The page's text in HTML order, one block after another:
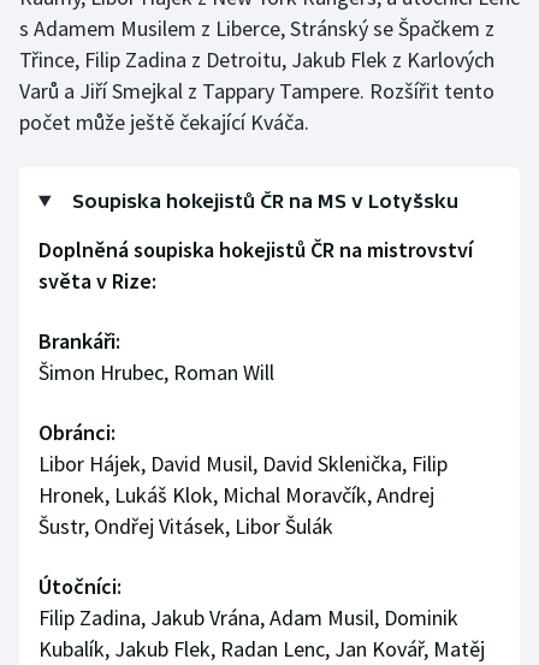
s Adamem Musilem z Liberce, Stránský se Špačkem z
Třince, Filip Zadina z Detroitu, Jakub Flek z Karlových
Varů a Jiří Smejkal z Tappary Tampere. Rozšířit tento
počet může ještě čekající Kváča.
Soupiska hokejistů ČR na MS v Lotyšsku
Doplněná soupiska hokejistů ČR na mistrovství
světa v Rize:
Brankáři:
Šimon Hrubec, Roman Will
Obránci:
Libor Hájek, David Musil, David Sklenička, Filip
Hronek, Lukáš Klok, Michal Moravčík, Andrej
Šustr, Ondřej Vitásek, Libor Šulák
Útočníci:
Filip Zadina, Jakub Vrána, Adam Musil, Dominik
Kubalík, Jakub Flek, Radan Lenc, Jan Kovář, Matěj